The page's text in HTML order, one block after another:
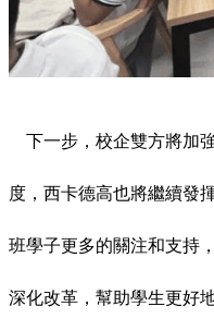
下一步，校企雙方將加
度，西卡德高也將繼續發
班學子更多的關注和支持
深化改革，幫助學生更好